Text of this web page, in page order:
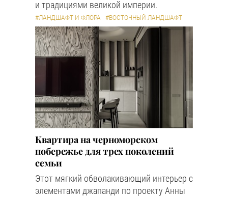
и традициями великой империи.
#ЛАНДШАФТ И ФЛОРА #ВОСТОЧНЫЙ ЛАНДШАФТ
Квартира на черноморском
побережье для трех поколений
семьи
Этот мягкий обволакивающий интерьер с
элементами джапанди по проекту Анны